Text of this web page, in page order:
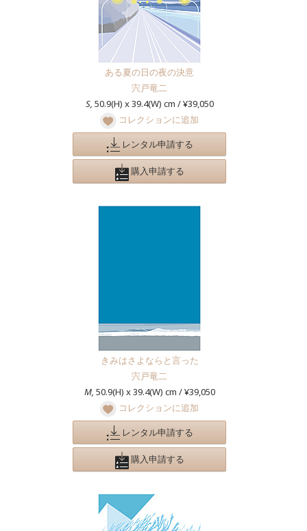
ある夏の日の夜の決意
宍戸竜二
S, 50.9(H) x 39.4(W) cm / ¥39,050
コレクションに追加
レンタル申請する
購入申請する
きみはさよならと言った
宍戸竜二
M, 50.9(H) x 39.4(W) cm / ¥39,050
コレクションに追加
レンタル申請する
購入申請する